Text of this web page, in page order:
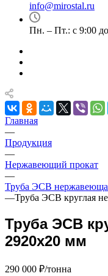
info@mirostal.ru
Пн. – Пт.: с 9:00
Главная
—
Продукция
—
Нержавеющий прокат
—
Труба ЭСВ
—Труба ЭСВ круглая
Труба ЭСВ
2920х20 мм
290 000 ₽/тонна